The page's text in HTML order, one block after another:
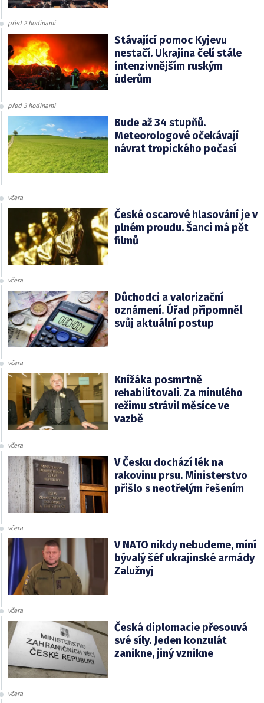
před 2 hodinami
Stávající pomoc Kyjevu
nestačí. Ukrajina čelí stále
intenzivnějším ruským
úderům
před 3 hodinami
Bude až 34 stupňů.
Meteorologové očekávají
návrat tropického počasí
včera
České oscarové hlasování je v
plném proudu. Šanci má pět
filmů
včera
Důchodci a valorizační
oznámení. Úřad připomněl
svůj aktuální postup
včera
Knížáka posmrtně
rehabilitovali. Za minulého
režimu strávil měsíce ve
vazbě
včera
V Česku dochází lék na
rakovinu prsu. Ministerstvo
přišlo s neotřelým řešením
včera
V NATO nikdy nebudeme, míní
bývalý šéf ukrajinské armády
Zalužnyj
včera
Česká diplomacie přesouvá
své síly. Jeden konzulát
zanikne, jiný vznikne
včera